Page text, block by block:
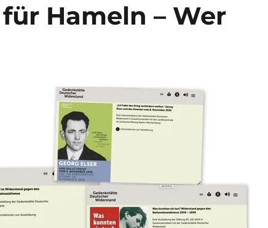
Hameln – Wer